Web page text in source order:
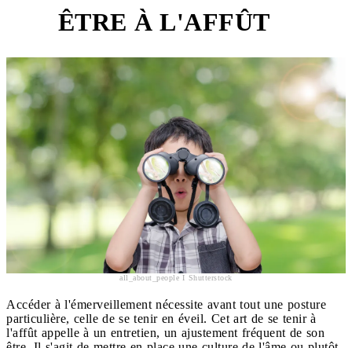
ÊTRE À L'AFFÛT
all_about_people I Shutterstock
Accéder à l'émerveillement nécessite avant tout une posture
particulière, celle de se tenir en éveil. Cet art de se tenir à
l'affût appelle à un entretien, un ajustement fréquent de son